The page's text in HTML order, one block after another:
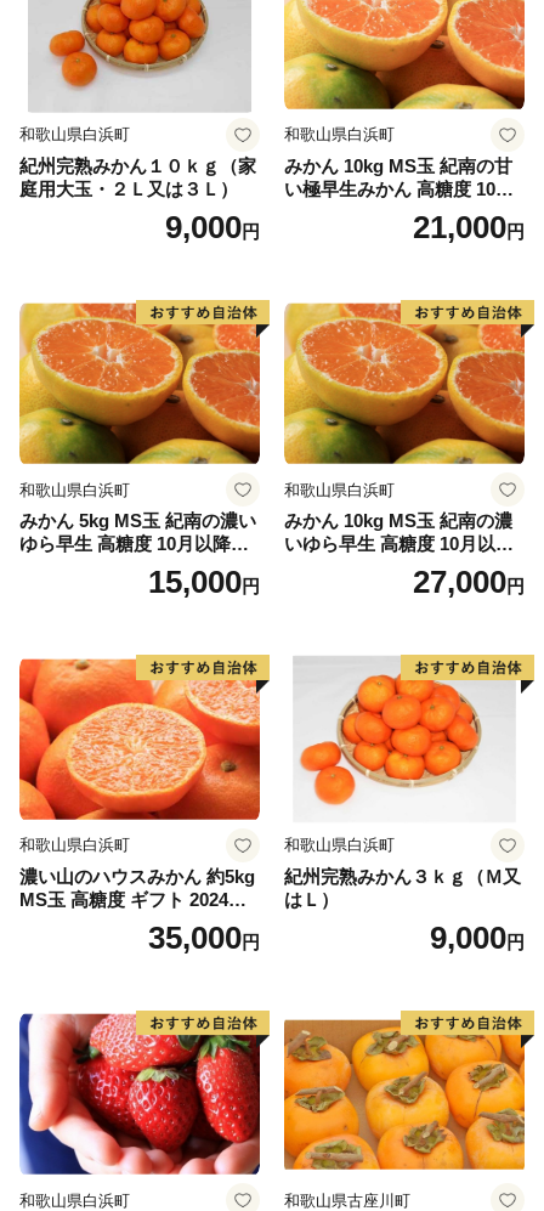
る環境の中、手作りの工芸品や加工食品が製造されてお
り、職人たちが住む「クラフト」のまちです。
伊予市の西部の海岸線沿いを中心に広がる双海町は、
「しずむ夕日が立ち止まる町」として、伊予灘に沈む美
しい夕日を活かしたまちづくりに取り組んできました。
ハモが有名です。他にタイ、サワラ、マナガツオ、イワ
は恋人の聖地として知られる双海シーサイド公園、海に
最も近い駅として知られ、度々テレビで紹介される有名
観光地となった下灘駅があり、夏を中心として多くの方
でにぎわっています。
三者三様の風土、文化が融和する伊予市にぜひ一度お越
しください。
和歌山県白浜町
紀州完熟みかん１０ｋｇ（家
庭用大玉・２Ｌ又は３Ｌ）
9,000円
和歌山県白浜町
みかん 10kg MS玉 紀南の甘
い極早生みかん 高糖度 10月
以降発送 マルチ被覆栽培
21,000円
和歌山県白浜町
みかん 5kg MS玉 紀南の濃い
ゆら早生 高糖度 10月以降発
送 マルチ被覆栽培15,000円
和歌山県白浜町
みかん 10kg MS玉 紀南の濃
いゆら早生 高糖度 10月以降
発送 マルチ被覆栽培27,000円
和歌山県白浜町
濃い山のハウスみかん 約5kg
MS玉 高糖度 ギフト 2024年7
35,000円
和歌山県白浜町
紀州完熟みかん３ｋｇ（Ｍ又
はＬ）
9,000円
和歌山県白浜町 和歌山県古座川町